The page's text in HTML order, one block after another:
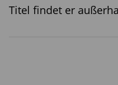
Titel findet er